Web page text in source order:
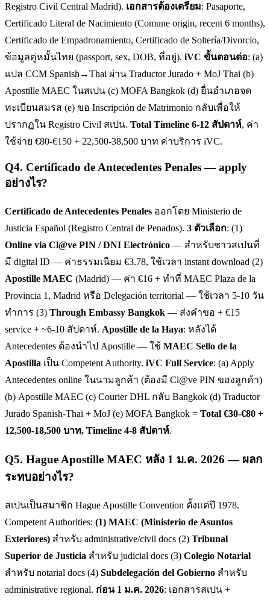
Registro Civil Central Madrid). เอกสารต้องเตรียม: Pasaporte,
Certificado Literal de Nacimiento (Comune origin, recent 6 months),
Certificado de Empadronamiento, Certificado de Soltería/Divorcio,
ข้อมูลคู่หมั้นไทย (passport, sex, DOB, ที่อยู่). iVC ขั้นตอนต่อ: (a)
แปล CCM Spanish→Thai ผ่าน Traductor Jurado + MoJ Thai (b)
Apostille MAEC ในสเปน (c) MOFA Bangkok (d) ยื่นอำเภอจด
ทะเบียนสมรส (e) ขอ Inscripción de Matrimonio กลับเพื่อให้
ปรากฏใน Registro Civil สเปน. Total Timeline 6-12 สัปดาห์, ค่า
ใช้จ่าย €80-€150 + 22,500-38,500 บาท ค่าบริการ iVC.
Q4. Certificado de Antecedentes Penales — apply
อย่างไร?
Certificado de Antecedentes Penales ออกโดย Ministerio de
Justicia Español (Registro Central de Penados). 3 ตัวเลือก: (1)
Online via Cl@ve PIN / DNI Electrónico — สำหรับชาวสเปนที่
มี digital ID — ค่าธรรมเนียม €3.78, ใช้เวลา instant download (2)
Apostille MAEC (Madrid) — ค่า €16 + ทำที่ MAEC Plaza de la
Provincia 1, Madrid หรือ Delegación territorial — ใช้เวลา 5-10 วัน
ทำการ (3) Through Embassy Bangkok — ส่งคำขอ + €15
service + ~6-10 สัปดาห์. Apostille de la Haya: หลังได้
Antecedentes ต้องนำไป Apostille — ใช้ MAEC Sello de la
Apostilla เป็น Competent Authority. iVC Full Service: (a) Apply
Antecedentes online ในนามลูกค้า (ต้องมี Cl@ve PIN ของลูกค้า)
(b) Apostille MAEC (c) Courier DHL กลับ Bangkok (d) Traductor
Jurado Spanish-Thai + MoJ (e) MOFA Bangkok = Total €30-€80 +
12,500-18,500 บาท, Timeline 4-8 สัปดาห์.
Q5. Hague Apostille MAEC หลัง 1 ม.ค. 2026 — ผลก
ระทบอย่างไร?
สเปนเป็นสมาชิก Hague Apostille Convention ตั้งแต่ปี 1978.
Competent Authorities: (1) MAEC (Ministerio de Asuntos
Exteriores) สำหรับ administrative/civil docs (2) Tribunal
Superior de Justicia สำหรับ judicial docs (3) Colegio Notarial
สำหรับ notarial docs (4) Subdelegación del Gobierno สำหรับ
administrative regional. ก่อน 1 ม.ค. 2026: เอกสารสเปน +